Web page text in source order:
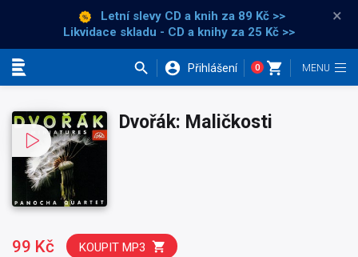
Letní slevy CD a knih za 89 Kč >>
Likvidace skladu - CD a knihy za 25 Kč >>
×
Přihlášení 0
Dvořák: Maličkosti
99 Kč KOUPIT MP3